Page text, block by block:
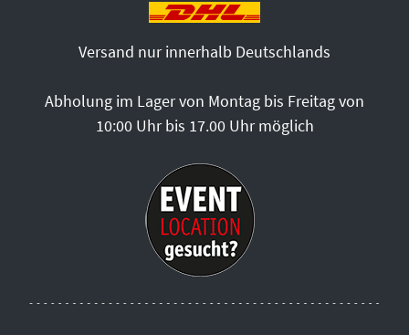
Versand nur innerhalb Deutschlands
Abholung im Lager von Montag bis Freitag von
10:00 Uhr bis 17.00 Uhr möglich